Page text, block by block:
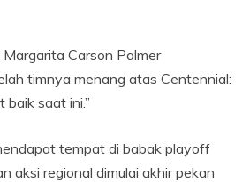
Carson Palmer
timnya menang atas Centennial:
baik saat ini.”
tempat di babak playoff
aksi regional dimulai akhir pekan